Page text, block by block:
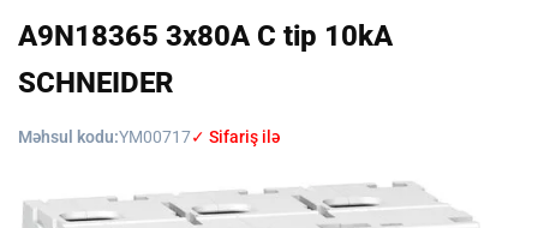
A9N18365 3x80A C tip 10kA
SCHNEIDER
Məhsul kodu:YM00717✓ Sifariş ilə